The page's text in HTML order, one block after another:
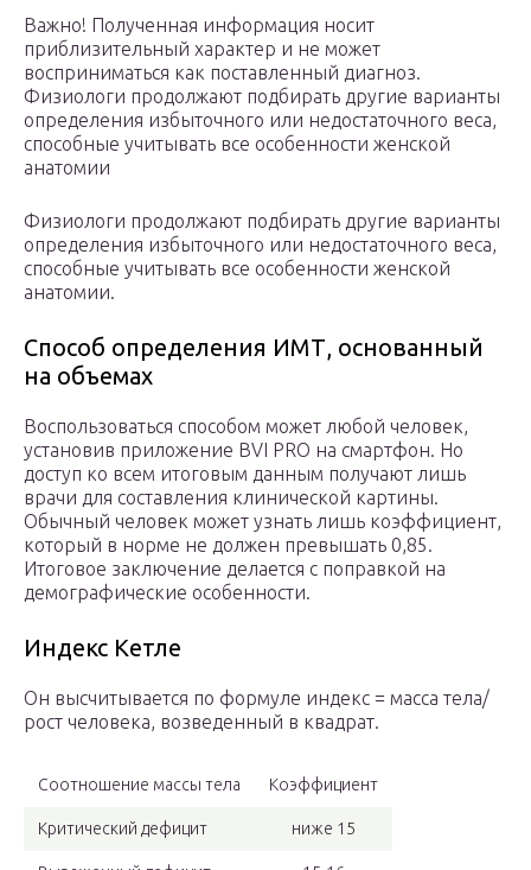
Важно! Полученная информация носит
приблизительный характер и не может
восприниматься как поставленный диагноз.
Физиологи продолжают подбирать другие варианты
определения избыточного или недостаточного веса,
способные учитывать все особенности женской
анатомии
Физиологи продолжают подбирать другие варианты
определения избыточного или недостаточного веса,
способные учитывать все особенности женской
анатомии.
Способ определения ИМТ, основанный
на объемах
Воспользоваться способом может любой человек,
установив приложение BVI PRO на смартфон. Но
доступ ко всем итоговым данным получают лишь
врачи для составления клинической картины.
Обычный человек может узнать лишь коэффициент,
который в норме не должен превышать 0,85.
Итоговое заключение делается с поправкой на
демографические особенности.
Индекс Кетле
Он высчитывается по формуле индекс = масса тела/
рост человека, возведенный в квадрат.
Соотношение массы тела Коэффициент
Критический дефицит ниже 15